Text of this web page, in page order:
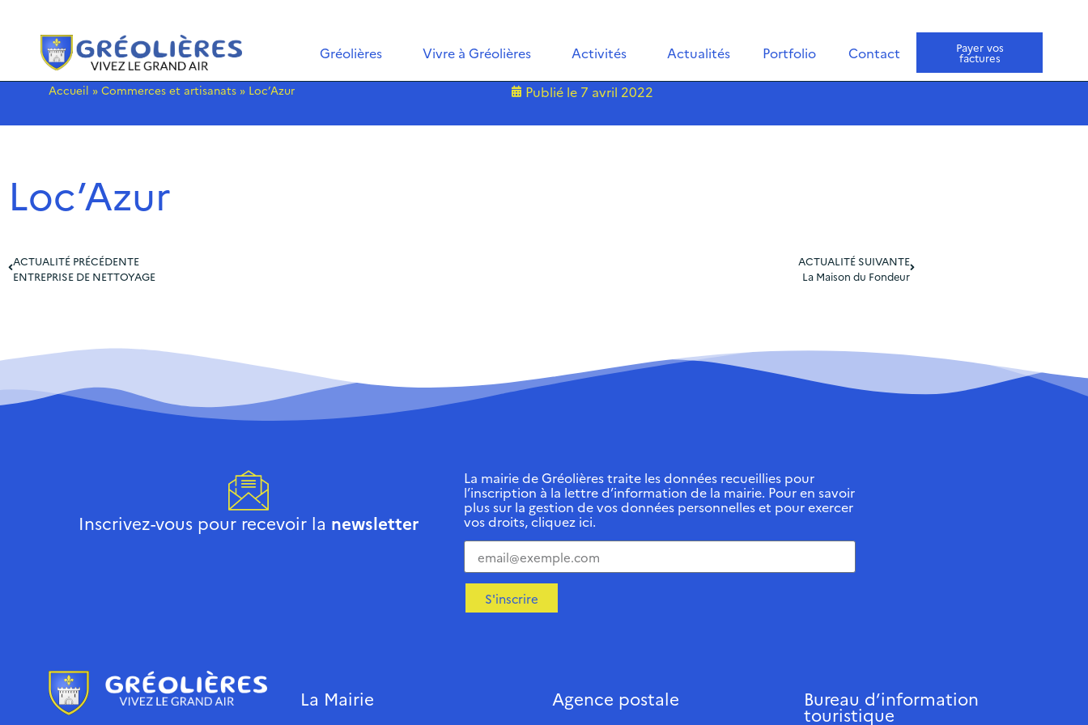
Gréolières Vivre à Gréolières Activités Actualités Portfolio Contact Payer vos
factures
Accueil » Commerces et artisanats » Loc’Azur Publié le 7 avril 2022
Loc’Azur
ACTUALITÉ PRÉCÉDENTE
ENTREPRISE DE NETTOYAGE
ACTUALITÉ SUIVANTE
La Maison du Fondeur
Inscrivez-vous pour recevoir la newsletter
La mairie de Gréolières traite les données recueillies pour
l’inscription à la lettre d’information de la mairie. Pour en savoir
plus sur la gestion de vos données personnelles et pour exercer
vos droits, cliquez ici.
S'inscrire
La Mairie Agence postale Bureau d’information
touristique